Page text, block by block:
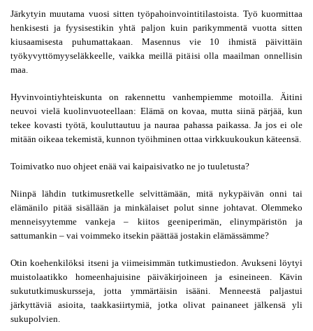
Järkytyin muutama vuosi sitten työpahoinvointitilastoista. Työ kuormittaa
henkisesti ja fyysisestikin yhtä paljon kuin parikymmentä vuotta sitten
kiusaamisesta puhumattakaan. Masennus vie 10 ihmistä päivittäin
työkyvyttömyyseläkkeelle, vaikka meillä pitäisi olla maailman onnellisin
maa.
Hyvinvointiyhteiskunta on rakennettu vanhempiemme motoilla. Äitini
neuvoi vielä kuolinvuoteellaan: Elämä on kovaa, mutta siinä pärjää, kun
tekee kovasti työtä, kouluttautuu ja nauraa pahassa paikassa. Ja jos ei ole
mitään oikeaa tekemistä, kunnon työihminen ottaa virkkuukoukun käteensä.
Toimivatko nuo ohjeet enää vai kaipaisivatko ne jo tuuletusta?
Niinpä lähdin tutkimusretkelle selvittämään, mitä nykypäivän onni tai
elämänilo pitää sisällään ja minkälaiset polut sinne johtavat. Olemmeko
menneisyytemme vankeja – kiitos geeniperimän, elinympäristön ja
sattumankin – vai voimmeko itsekin päättää jostakin elämässämme?
Otin koehenkilöksi itseni ja viimeisimmän tutkimustiedon. Avukseni löytyi
muistolaatikko homeenhajuisine päiväkirjoineen ja esineineen.
Kävin
sukututkimuskursseja, jotta ymmärtäisin isääni. Menneestä paljastui
järkyttäviä asioita, taakkasiirtymiä, jotka olivat painaneet jälkensä yli
sukupolvien.